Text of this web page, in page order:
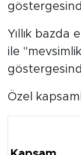
Yıllık bazda
ile
Özel